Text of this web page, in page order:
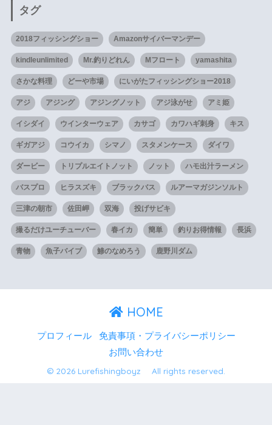
タグ
2018フィッシングショー Amazonサイバーマンデー
kindleunlimited Mr.釣りどれん Mフロート yamashita
さかな料理 どーや市場 にいがたフィッシングショー2018
アジ アジング アジングノット アジ泳がせ アミ姫
イシダイ ウインターウェア カサゴ カワハギ刺身 キス
ギガアジ コウイカ シマノ スタメンケース ダイワ
ダービー トリプルエイトノット ノット ハモ出汁ラーメン
バスプロ ヒラスズキ ブラックバス ルアーマガジンソルト
三津の朝市 佐田岬 双海 投げサビキ
撮るだけユーチューバー 春イカ 簡単 釣りお得情報 長浜
青物 魚子バイブ 鯵のなめろう 鹿野川ダム
HOME
プロフィール
免責事項・プライバシーポリシー
お問い合わせ
© 2026 Lurefishingboyz All rights reserved.